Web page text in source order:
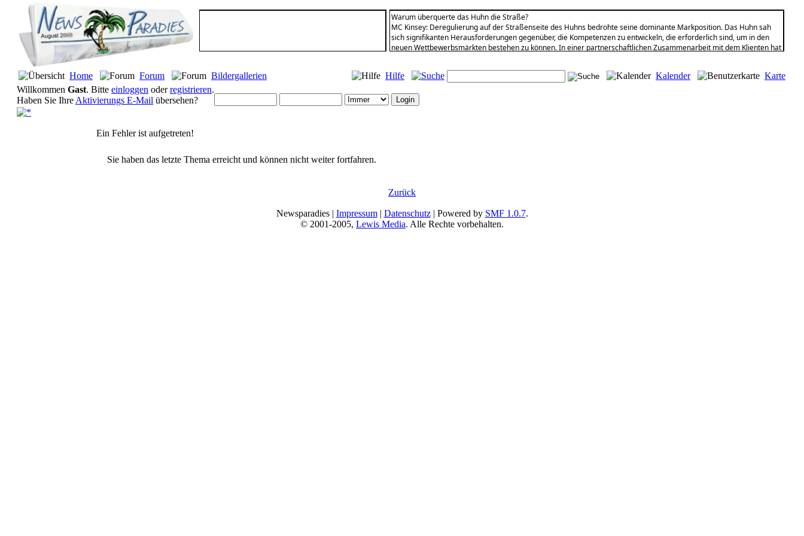
Warum überquerte das Huhn die Straße?
MC Kinsey: Deregulierung auf der Straßenseite des Huhns bedrohte seine dominante Markposition. Das Huhn sah
sich signifikanten Herausforderungen gegenüber, die Kompetenzen zu entwickeln, die erforderlich sind, um in den
neuen Wettbewerbsmärkten bestehen zu können. In einer partnerschaftlichen Zusammenarbeit mit dem Klienten hat
Unter Verwendung des Geflügel-Integrationsmodells (GIM) hat MC KINSEY dem Huhn geholfen, seine Fähigkeiten,
Methodologien, Wissen, Kapital und Erfahrung einzusetzen, um die Mitarbeiter, Prozesse und Technologien des
MC KINSEY zog ein diverses Cross-Spektrum von Straßen-Analysten und besten Hühnern sowie Andersen Beratern
mit breitgefächerten Erfahrungen in der Transportindustrie heran, die in 2tägigen Besprechungen ihr persönliches
Home Forum Bildergallerien Hilfe Kalender
Karte
Willkommen Gast. Bitte einloggen oderregistrieren.
Haben Sie Ihre Aktivierungs E-Mail übersehen?
Ein Fehler ist aufgetreten!
Sie haben das letzte Thema erreicht und können nicht weiter fortfahren.
Zurück
Newsparadies | Impressum| Datenschutz| Powered by SMF 1.0.7.
© 2001-2005, Lewis Media. Alle Rechte vorbehalten.